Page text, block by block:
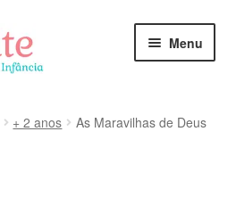
Menu
+ 2 anos As Maravilhas de Deus